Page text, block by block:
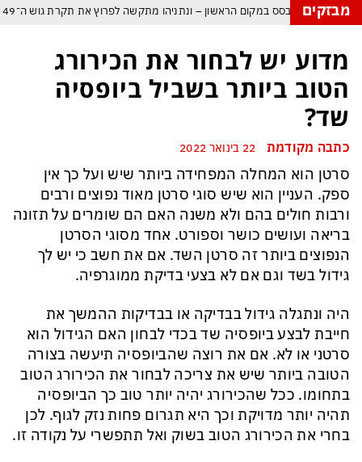
מבזקים
– איזנקוט מתבסס במקום הראשון – ונתניהו מתקשה לפרוץ את תקרת גוש ה־49
עומאן לגבי תפעול משותף של מצר הורמוז – אם טראמפ יאשר המלחמה
מי היה מאמין שבאר שבע תנצח את הכוכב האדום?
ומיירטים להגנה – טראמפ נשאר רק עם ציוצי האיום המגוחכים שלא מזיזים
כמדיניות: כך הפכה ההוצאה להורג לכלי ההרתעה המרכזי של המשטר
א-סיסי, ארדואן ושליט קטאר מכנסים פגישת ״כיפה אדומה״ לנתניהו בנושא
מדוע יש לבחור את הכירורג
הטוב ביותר בשביל ביופסיה
שד?
כתבה מקודמת
סרטן הוא המחלה המפחידה ביותר שיש ועל כך אין
ספק. העניין הוא שיש סוגי סרטן מאוד נפוצים ורבים
ורבות חולים בהם ולא משנה האם הם שומרים על תזונה
בריאה ועושים כושר וספורט. אחד מסוגי הסרטן
הנפוצים ביותר זה סרטן השד. אם את חשב כי יש לך
גידול בשד וגם אם לא בצעי בדיקת ממוגרפיה.
היה ונתגלה גידול בבדיקה או בבדיקות ההמשך את
חייבת לבצע ביופסיה שד בכדי לבחון האם הגידול הוא
סרטני או לא. אם את רוצה שהביופסיה תיעשה בצורה
הטובה ביותר שיש את צריכה לבחור את הכירורג הטוב
בתחומו. ככל שהכירורג יהיה יותר טוב כך הביופסיה
תהיה יותר מדויקת וכך היא תגרום פחות נזק לגוף. לכן
בחרי את הכירורג הטוב בשוק ואל תתפשרי על נקודה זו.